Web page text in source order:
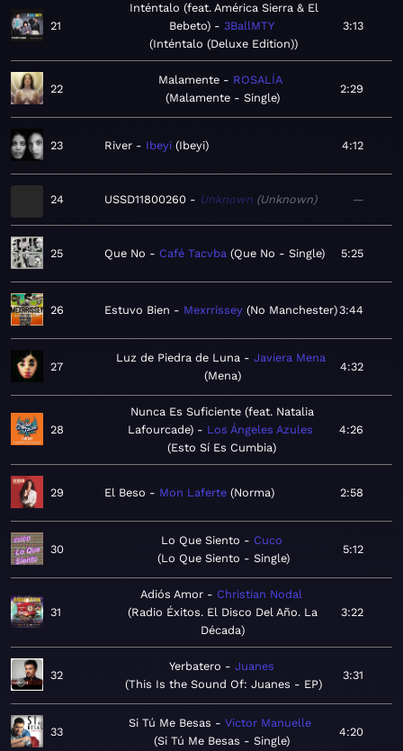
21
Inténtalo (feat. América Sierra & El
Bebeto)
3BallMTY
Inténtalo (Deluxe Edition)
3:13
22
Malamente
ROSALÍA
Malamente - Single
2:29
23 River Ibeyi Ibeyi 4:12
24 USSD11800260 Unknown Unknown —
25 Que No Café Tacvba Que No - Single 5:25
26 Estuvo Bien Mexrrissey No Manchester 3:44
27
Luz de Piedra de Luna
Javiera Mena
Mena
4:32
28
Nunca Es Suficiente (feat. Natalia
Lafourcade)
Los Ángeles Azules
Esto Sí Es Cumbia
4:26
29 El Beso Mon Laferte Norma 2:58
30
Lo Que Siento
Cuco
Lo Que Siento - Single
5:12
31
Adiós Amor
Christian Nodal
Radio Éxitos. El Disco Del Año. La
Década
3:22
32
Yerbatero
Juanes
This Is the Sound Of: Juanes - EP
3:31
33
Si Tú Me Besas
Victor Manuelle
Si Tú Me Besas - Single
4:20